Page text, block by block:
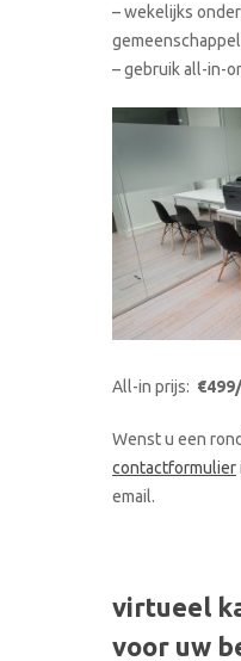
– wekelijks
– gebruik all-in-
All-in prijs:
Wenst u een
contactformulier
email.
virtueel
voor uw